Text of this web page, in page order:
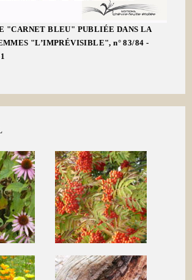
"CARNET BLEU" PUBLIÉE DANS LA
"L’IMPRÉVISIBLE", n° 83/84 -